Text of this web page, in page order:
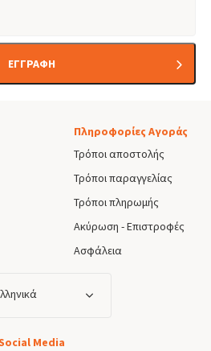
ΕΓΓΡΑΦΗ
Πληροφορίες Αγοράς
Τρόποι αποστολής
Τρόποι παραγγελίας
Τρόποι πληρωμής
Ακύρωση - Επιστροφές
Ασφάλεια
Media